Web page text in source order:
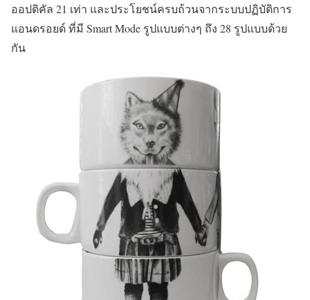
ออปติคัล 21 เท่า และประโยชน์ครบถ้วนจากระบบปฏิบัติการ
แอนดรอยด์ ที่มี Smart Mode รูปแบบต่างๆ ถึง 28 รูปแบบด้วย
กัน